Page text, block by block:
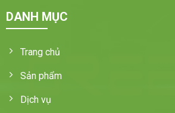
DANH MỤC
Trang chủ
Sản phẩm
Dịch vụ